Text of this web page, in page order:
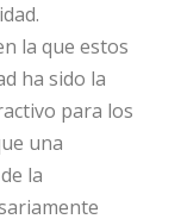
la que estos
ha sido la
para los
una
la